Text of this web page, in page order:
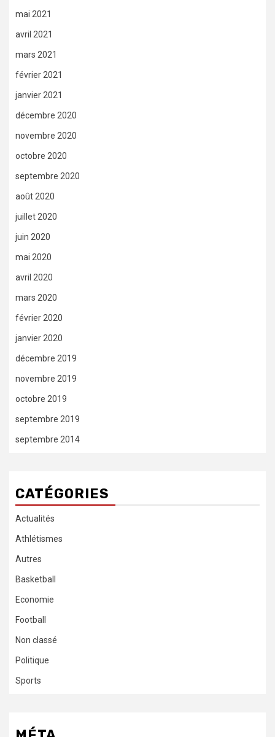
mai 2021
avril 2021
mars 2021
février 2021
janvier 2021
décembre 2020
novembre 2020
octobre 2020
septembre 2020
août 2020
juillet 2020
juin 2020
mai 2020
avril 2020
mars 2020
février 2020
janvier 2020
décembre 2019
novembre 2019
octobre 2019
septembre 2019
septembre 2014
CATÉGORIES
Actualités
Athlétismes
Autres
Basketball
Economie
Football
Non classé
Politique
Sports